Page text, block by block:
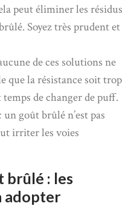
peut éliminer les résidus
Soyez très prudent et
de ces solutions ne
que la résistance soit trop
de changer de puff.
goût brûlé n’est pas
irriter les voies
brûlé : les
adopter